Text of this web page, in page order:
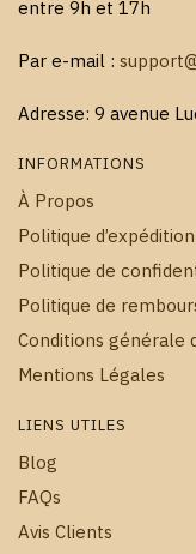
entre 9h et 17h
Par e-mail :
Adresse: 9 avenue
INFORMATIONS
À Propos
Politique d’expédition
Politique de
Politique de
Conditions générale
Mentions Légales
LIENS UTILES
Blog
FAQs
Avis Clients